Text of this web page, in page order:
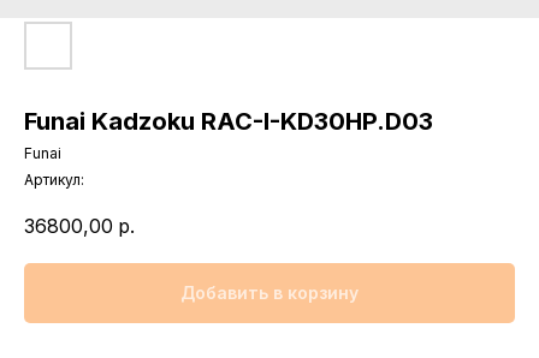
Funai Kadzoku RAC-I-KD30HP.D03
Funai
Артикул:
36800,00 р.
Добавить в корзину